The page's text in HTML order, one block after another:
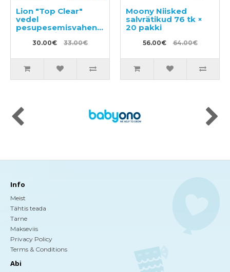
Lion "Top Clear"
vedel
pesupesemisvahend
900g + täitepakend
1160g30.00€ 33.00€
Moony Niisked
salvrätikud 76 tk ×
20 pakki
56.00€ 64.00€
Info
Meist
Tähtis teada
Tarne
Makseviis
Privacy Policy
Terms & Conditions
Abi